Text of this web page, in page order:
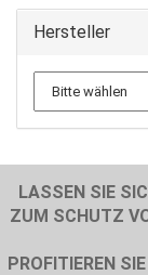
Hersteller
LASSEN SIE
ZUM SCHUTZ
PROFITIEREN